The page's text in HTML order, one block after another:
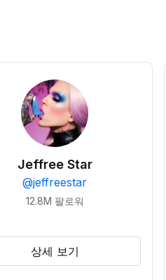
Jeffree Star
@jeffreestar
12.8M 팔로워
상세 보기